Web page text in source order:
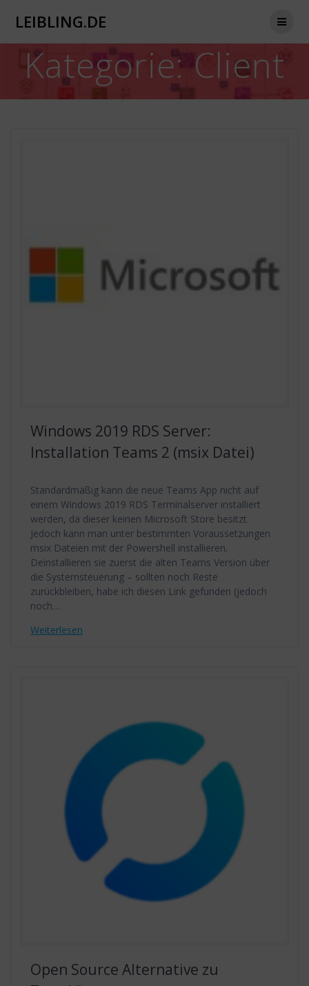
LEIBLING.DE
Kategorie: Client
Windows 2019 RDS Server:
Installation Teams 2 (msix Datei)
Standardmäßig kann die neue Teams App nicht auf
einem Windows 2019 RDS Terminalserver installiert
werden, da dieser keinen Microsoft Store besitzt.
Jedoch kann man unter bestimmten Voraussetzungen
msix Dateien mit der Powershell installieren.
Deinstallieren sie zuerst die alten Teams Version über
die Systemsteuerung – sollten noch Reste
zurückbleiben, habe ich diesen Link gefunden (jedoch
noch…
Weiterlesen
Open Source Alternative zu